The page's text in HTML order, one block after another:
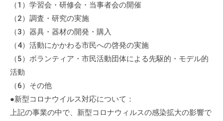
の
貸
出
な
ど
業
を
お
（1）学習会・研修会・当事者会の開催
（2）調査・研究の実施
（3）器具・器材の開発・購入
（4）活動にかかわる市民への啓発の実施
（5）ボランティア・市民活動団体による先駆的・モデル的
活動
（6）その他
●新型コロナウイルス対応について：
上記の事業の中で、新型コロナウィルスの感染拡大の影響で